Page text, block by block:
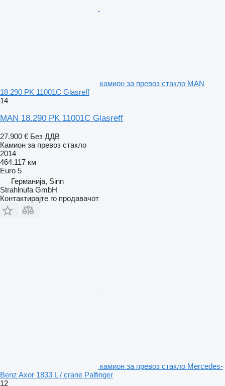
камион за превоз стакло MAN
18.290 PK 11001C Glasreff
14
MAN 18.290 PK 11001C Glasreff
27.900 € Без ДДВ
Камион за превоз стакло
2014
464.117 км
Euro 5
Германија, Sinn
Strahlnufa GmbH
Контактирајте го продавачот
камион за превоз стакло Mercedes-
Benz Axor 1833 L / crane Palfinger
12